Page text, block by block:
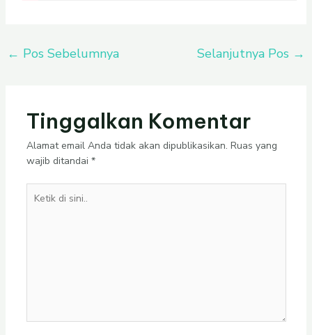
← Pos Sebelumnya Selanjutnya Pos →
Tinggalkan Komentar
Alamat email Anda tidak akan dipublikasikan. Ruas yang
wajib ditandai *